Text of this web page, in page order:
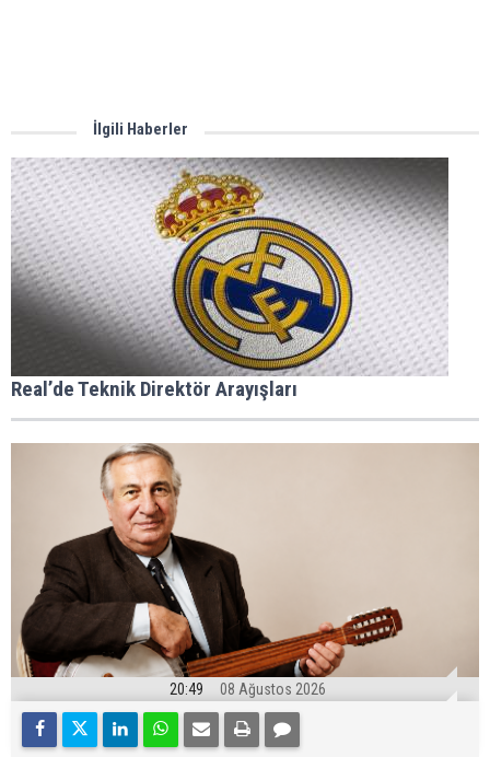
İlgili Haberler
Real’de Teknik Direktör Arayışları
20:49 08 Ağustos 2026